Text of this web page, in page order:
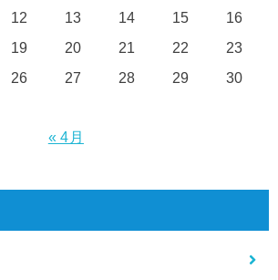
12 13 14 15
16
19 20 21 22
23
26 27 28 29
30
« 4月